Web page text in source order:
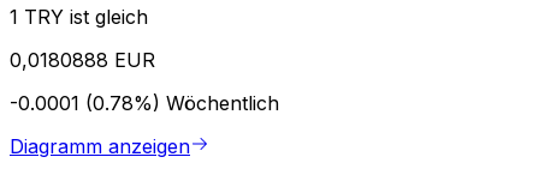
1 TRY ist gleich
0,0180888 EUR
-0.0001 (0.78%) Wöchentlich
Diagramm anzeigen